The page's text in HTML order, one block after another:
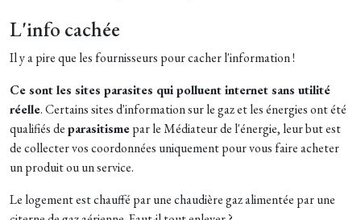
L'info cachée
Il y a pire que les fournisseurs pour cacher l'information !
Ce sont les sites parasites qui polluent internet sans utilité
réelle. Certains sites d'information sur le gaz et les énergies ont été
qualifiés deparasitismepar le Médiateur de l'énergie, leur but est
de collecter vos coordonnées uniquement pour vous faire acheter
un produit ou un service.
Le logement est chauffé par une chaudière gaz alimentée par une